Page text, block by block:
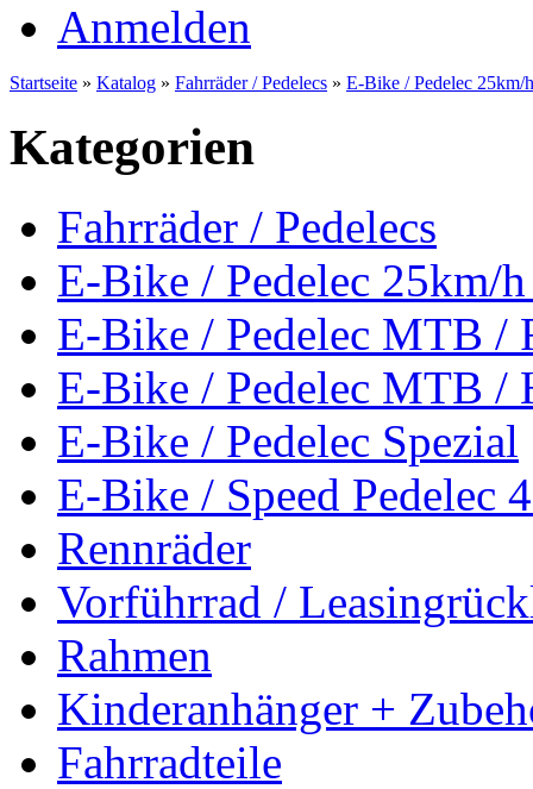
Anmelden
Startseite » Katalog » Fahrräder / Pedelecs » E-Bike / Pedelec
Kategorien
Fahrräder / Pedelecs
E-Bike / Pedelec 25km/
E-Bike / Pedelec MTB /
E-Bike / Pedelec MTB /
E-Bike / Pedelec Spezial
E-Bike / Speed Pedelec
Rennräder
Vorführrad /
Rahmen
Kinderanhänger +
Fahrradteile